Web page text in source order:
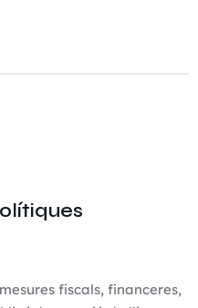
fiscals, financeres,